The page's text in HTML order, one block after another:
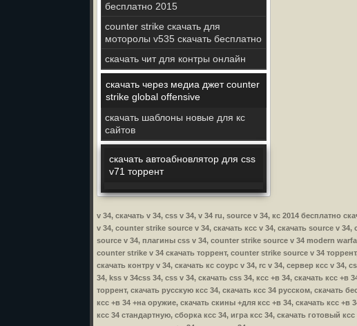
бесплатно 2015
counter strike скачать для
моторолы v535 скачать бесплатно
скачать чит для контры онлайн
скачать через медиа джет counter
strike global offensive
скачать шаблоны новые для кс
сайтов
скачать автоабновлятор для css
v71 торрент
v 34, скачать v 34, css v 34, v 34 ru, source v 34, кс 2014 бесплатно
v 34, counter strike source v 34, скачать ксс v 34, скачать source v
source v 34, плагины css v 34, counter strike source v 34 modern
counter strike v 34 скачать торрент, counter strike source v 34
скачать контру v 34, скачать кс соурс v 34, rc v 34, сервер ксс v 34,
34, kss v 34css 34, css v 34, скачать css 34, ксс +в 34, скачать ксс +в
торрент, скачать русскую ксс 34, скачать ксс 34 русском, скачать
ксс +в 34 +на оружие, скачать скины +для ксс +в 34, скачать ксс +в
ксс 34 стандартную, сборка ксс 34, игра ксс 34, скачать готовый